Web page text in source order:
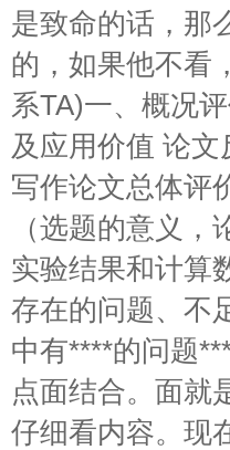
是致命的话，那
的，如果他不看
系TA)一、概况
及应用价值 论
写作论文总体评
（选题的意义
实验结果和计
存在的问题、不
中有****的问题
点面结合。面就
仔细看内容。现